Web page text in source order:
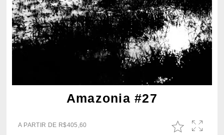
Amazonia #27
A PARTIR DE R$405,60